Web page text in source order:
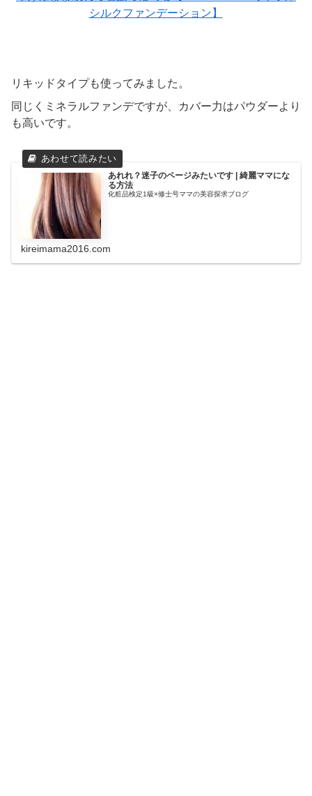
シルクファンデーション】
リキッドタイプも使ってみました。
同じくミネラルファンデですが、カバー力はパウダーより
も高いです。
あれれ？迷子のページみたいです | 綺麗ママにな
る方法
化粧品検定1級×修士号ママの美容探求ブログ
kireimama2016.com